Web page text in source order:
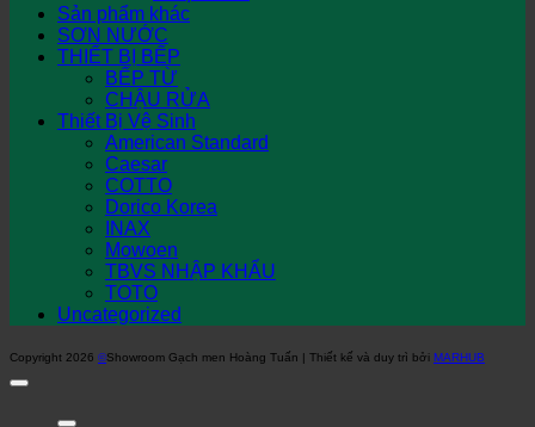
Sản phẩm khác
SƠN NƯỚC
THIẾT BỊ BẾP
BẾP TỪ
CHẬU RỬA
Thiết Bị Vệ Sinh
American Standard
Caesar
COTTO
Dorico Korea
INAX
Mowoen
TBVS NHẬP KHẨU
TOTO
Uncategorized
Copyright 2026 ©Showroom Gạch men Hoàng Tuấn | Thiết kế và duy trì bởi MARHUB